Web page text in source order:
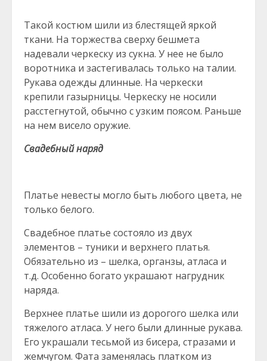
Такой костюм шили из блестящей яркой
ткани. На торжества сверху бешмета
надевали черкеску из сукна. У нее не было
воротника и застегивалась только на талии.
Рукава одежды длинные. На черкески
крепили газырницы. Черкеску не носили
расстегнутой, обычно с узким поясом. Раньше
на нем висело оружие.
Свадебный наряд
Платье невесты могло быть любого цвета, не
только белого.
Свадебное платье состояло из двух
элементов – туники и верхнего платья.
Обязательно из – шелка, органзы, атласа и
т.д. Особенно богато украшают нагрудник
наряда.
Верхнее платье шили из дорогого шелка или
тяжелого атласа. У него были длинные рукава.
Его украшали тесьмой из бисера, стразами и
жемчугом. Фата заменялась платком из